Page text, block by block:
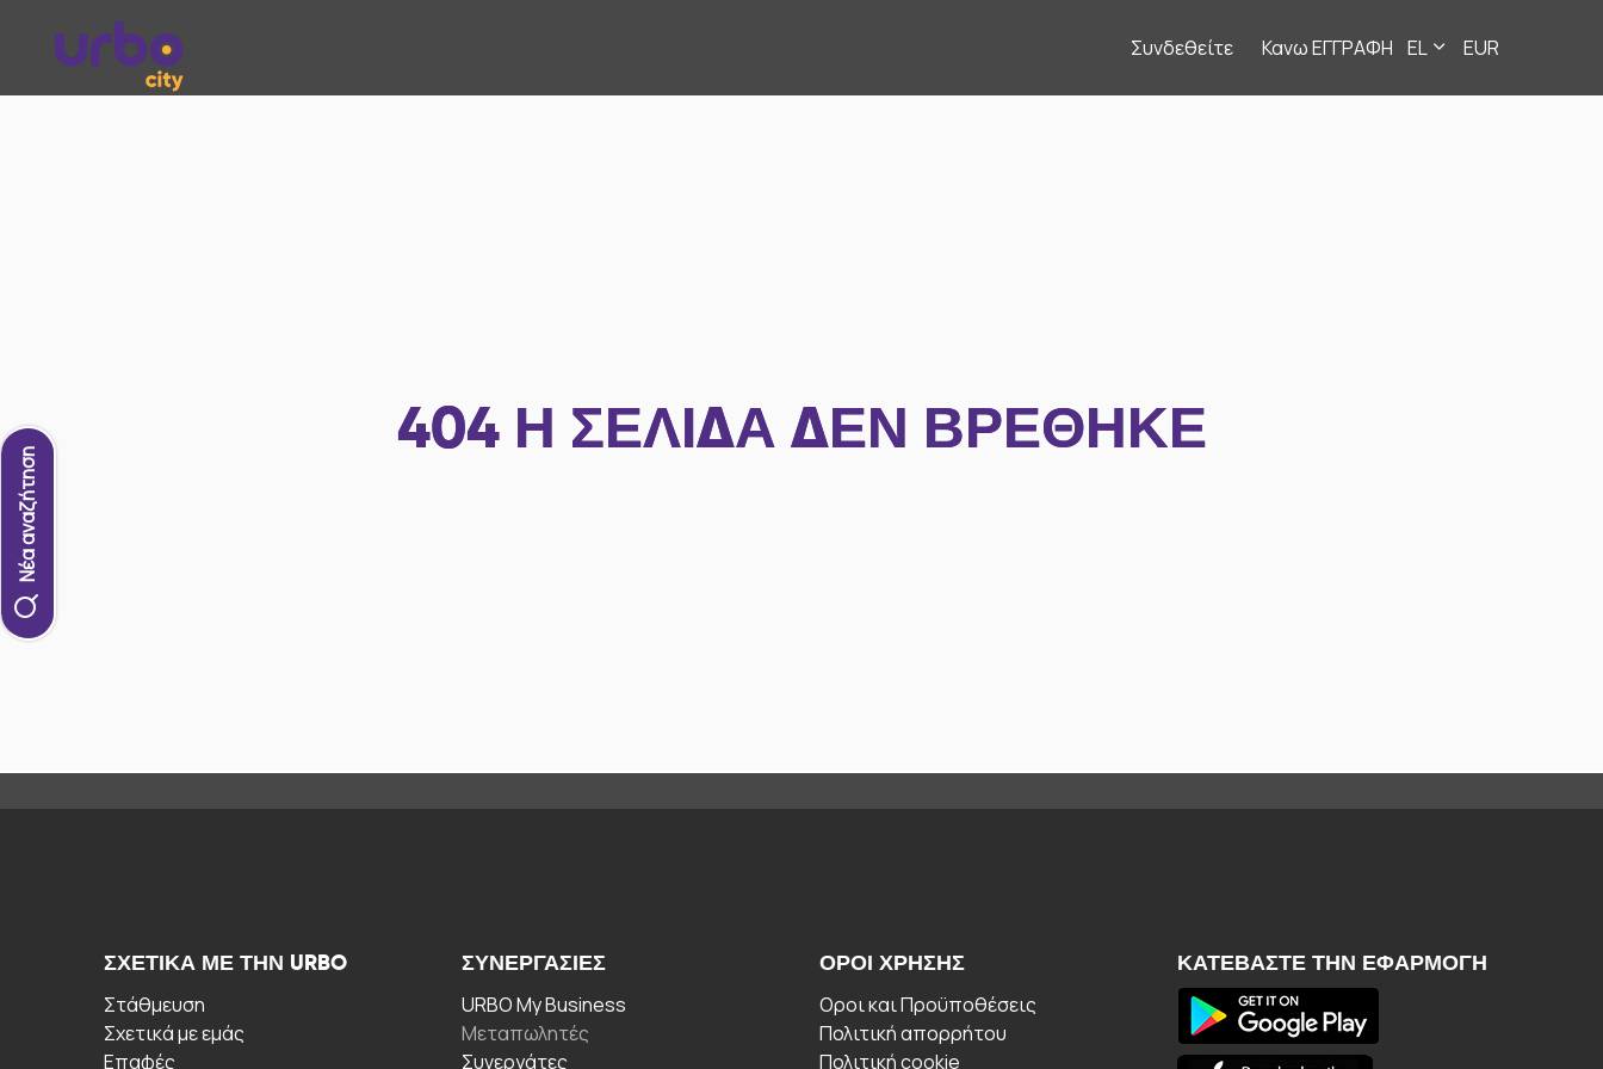
Συνδεθείτε Κανω ΕΓΓΡΑΦΗ EL EUR
Νέα αναζήτηση
404 Η ΣΕΛΊΔΑ ΔΕΝ ΒΡΈΘΗΚΕ
ΣΧΕΤΙΚΆ ΜΕ ΤΗΝ URBO
Στάθμευση
Σχετικά με εμάς
Επαφές
ΣΥΝΕΡΓΑΣΊΕΣ
URBO My Business
Μεταπωλητές
Συνεργάτες
ΟΡΟΙ ΧΡΉΣΗΣ
Οροι και Προϋποθέσεις
Πολιτική απορρήτου
Πολιτική cookie
ΚΑΤΕΒΆΣΤΕ ΤΗΝ ΕΦΑΡΜΟΓΉ